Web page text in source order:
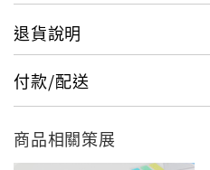
退貨說明
付款/配送
商品相關策展